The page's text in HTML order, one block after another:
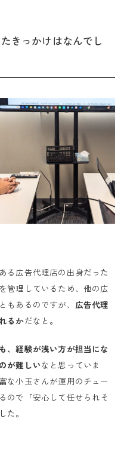
きっかけはなんでし
る広告代理店の出身だった
管理しているため、他の広
あるのですが、 広告代理
るかだなと 。
、経験が浅い方が担当にな
が難しいなと思っていま
な小玉さんが運用のチュー
ので「安心して任せられそ
た。